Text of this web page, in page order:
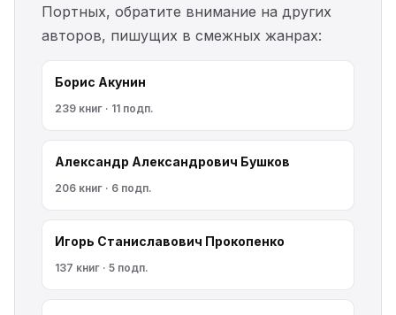
Портных, обратите внимание на других
авторов, пишущих в смежных жанрах:
Борис Акунин
239 книг · 11 подп.
Александр Александрович Бушков
206 книг · 6 подп.
Игорь Станиславович Прокопенко
137 книг · 5 подп.